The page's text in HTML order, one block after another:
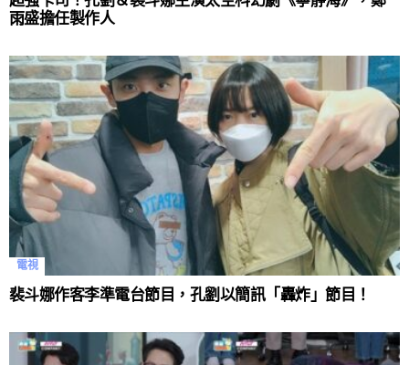
雨盛擔任製作人
電視
裴斗娜作客李準電台節目，孔劉以簡訊「轟炸」節目！